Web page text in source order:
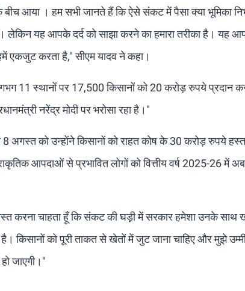
बीच आया । हम सभी जानते हैं कि ऐसे संकट में पैसा क्या भूमिका
लेकिन यह आपके दर्द को साझा करने का हमारा तरीका है। यह
एकजुट करता है," सीएम यादव ने कहा।
11 स्थानों पर 17,500 किसानों को 20 करोड़ रुपये प्रदान
नरेंद्र मोदी पर भरोसा रहा है।"
अगस्त को उन्होंने किसानों को राहत कोष के 30 करोड़ रुपये
आपदाओं से प्रभावित लोगों को वित्तीय वर्ष 2025-26
करना चाहता हूँ कि संकट की घड़ी में सरकार हमेशा उनके साथ
किसानों को पूरी ताकत से खेतों में जुट जाना चाहिए और मुझे
जाएगी।"